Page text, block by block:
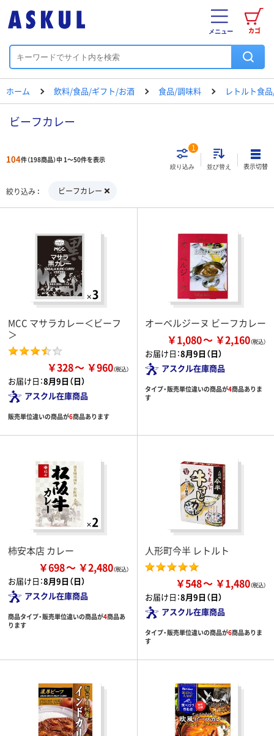
カゴ
メニュー
ホーム 飲料/食品/ギフト/お酒 食品/調味料 レトルト食
ビーフカレー
104件（198商品）中 1～50件を表示
絞り込み
1
並び替え 表示切替
絞り込み ビーフカレー
MCC マサラカレー＜ビーフ
＞
￥328 ￥960
お届け日：8月9日（日）
アスクル在庫商品
販売単位違いの商品が6商品あります
オーベルジーヌ ビーフカレー
￥1,080 ￥2,160
お届け日：8月9日（日）
アスクル在庫商品
タイプ・販売単位違いの商品が4商品ありま
す
柿安本店 カレー
￥698 ￥2,480
お届け日：8月9日（日）
アスクル在庫商品
商品タイプ・販売単位違いの商品が4商品あ
ります
人形町今半 レトルト
￥548 ￥1,480
お届け日：8月9日（日）
アスクル在庫商品
タイプ・販売単位違いの商品が6商品ありま
す